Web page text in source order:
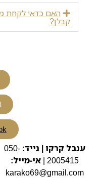
האם כדאי לקחת
קבלן?
ענבל קרקו | נייד: 050-
2005415 | אי-מייל:
karako69@gmail.com